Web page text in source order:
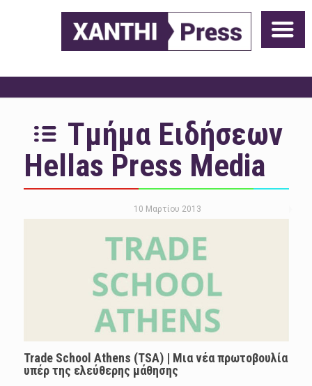
Τμήμα Ειδήσεων
Hellas Press Media
10 Μαρτίου 2013
Trade School Athens (TSA) | Mια νέα πρωτοβουλία
υπέρ της ελεύθερης μάθησης